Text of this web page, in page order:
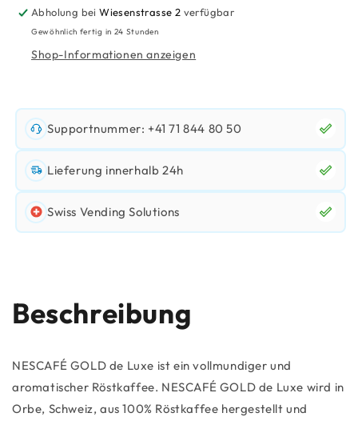
Normales
Aroma
Normales
Aroma
Abholung beiWiesenstrasse 2 verfügbar
Gewöhnlich fertig in 24 Stunden
Shop-Informationen anzeigen
Supportnummer: +41 71 844 80 50
Lieferung innerhalb 24h
Swiss Vending Solutions
Beschreibung
NESCAFÉ GOLD de Luxe ist ein vollmundiger und
aromatischer Röstkaffee. NESCAFÉ GOLD de Luxe wird in
Orbe, Schweiz, aus 100% Röstkaffee hergestellt und